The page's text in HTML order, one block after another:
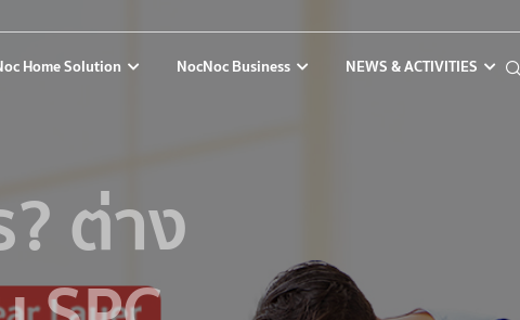
Home Solution NocNoc Business NEWS & ACTIVITIES
? ต่าง